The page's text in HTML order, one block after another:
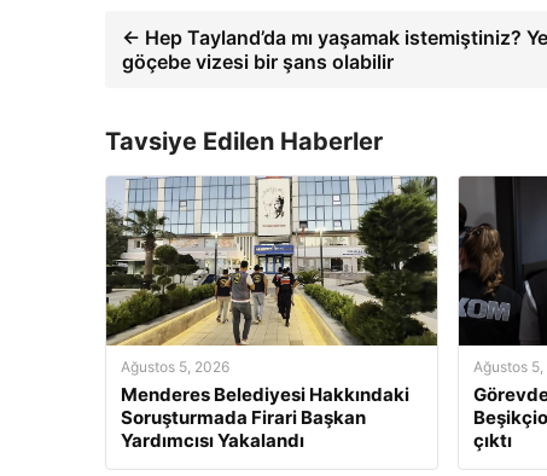
← Hep Tayland’da mı yaşamak istemiştiniz?
göçebe vizesi bir şans olabilir
Tavsiye Edilen Haberler
Ağustos 5, 2026
Menderes Belediyesi Hakkındaki
Soruşturmada Firari Başkan
Yardımcısı Yakalandı
Ağustos
çıktı